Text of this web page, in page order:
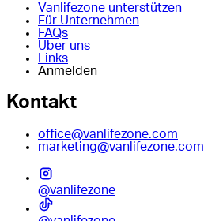
Vanlifezone unterstützen
Für Unternehmen
FAQs
Über uns
Links
Anmelden
Kontakt
office@vanlifezone.com
marketing@vanlifezone.com
@vanlifezone